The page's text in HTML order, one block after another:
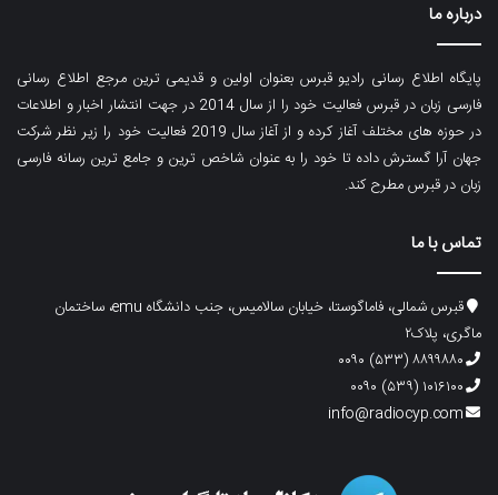
درباره ما
پایگاه اطلاع رسانی رادیو قبرس بعنوان اولین و قدیمی ترین مرجع اطلاع رسانی
فارسی زبان در قبرس فعالیت خود را از سال 2014 در جهت انتشار اخبار و اطلاعات
در حوزه های مختلف آغاز کرده و از آغاز سال 2019 فعالیت خود را زیر نظر شرکت
جهان آرا گسترش داده تا خود را به عنوان شاخص ترین و جامع ترین رسانه فارسی
زبان در قبرس مطرح کند.
تماس با ما
قبرس شمالی، فاماگوستا، خیابان سالامیس، جنب دانشگاه emu، ساختمان
ماگری، پلاک۲
۸۸۹۹۸۸۰ (۵۳۳) ۰۰۹۰
۱۰۱۶۱۰۰ (۵۳۹) ۰۰۹۰
info@radiocyp.com